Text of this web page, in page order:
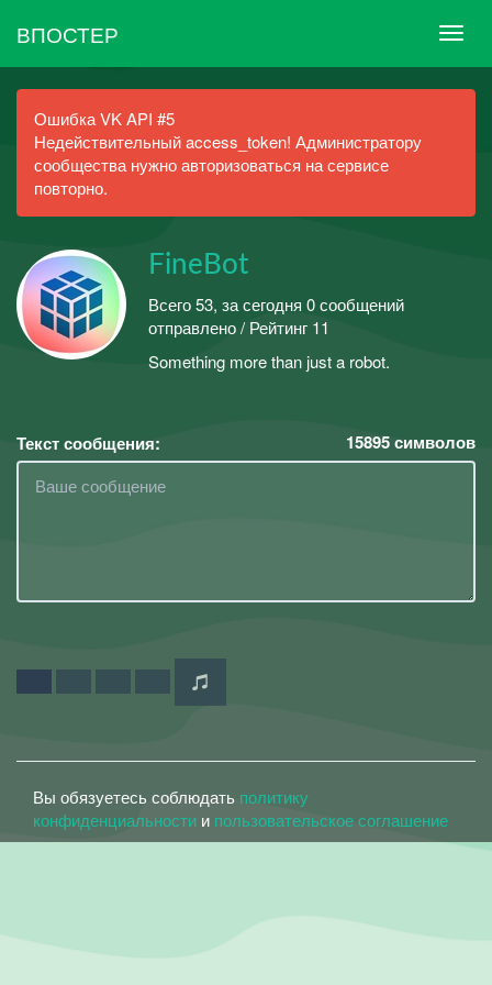
ВПОСТЕР
Ошибка VK API #5
Недействительный access_token! Администратору
сообщества нужно авторизоваться на сервисе
повторно.
FineBot
Всего 53, за сегодня 0 сообщений
отправлено / Рейтинг 11
Something more than just a robot.
Текст сообщения: 15895символов
Вы обязуетесь соблюдать политику
конфиденциальности и пользовательское соглашение